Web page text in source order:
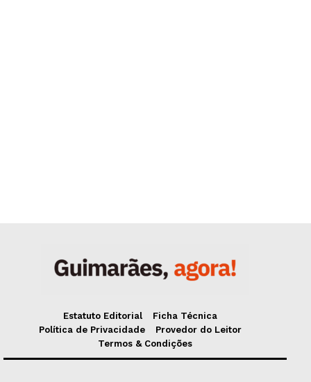
Estatuto Editorial
Ficha Técnica
Política de Privacidade
Provedor do Leitor
Termos & Condições